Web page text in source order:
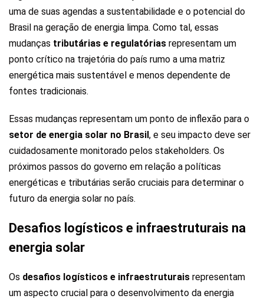
uma de suas agendas a sustentabilidade e o potencial do
Brasil na geração de energia limpa. Como tal, essas
mudanças tributárias e regulatórias representam um
ponto crítico na trajetória do país rumo a uma matriz
energética mais sustentável e menos dependente de
fontes tradicionais.
Essas mudanças representam um ponto de inflexão para o
setor de energia solar no Brasil, e seu impacto deve ser
cuidadosamente monitorado pelos stakeholders. Os
próximos passos do governo em relação a políticas
energéticas e tributárias serão cruciais para determinar o
futuro da energia solar no país.
Desafios logísticos e infraestruturais na
energia solar
Os desafios logísticos e infraestruturais representam
um aspecto crucial para o desenvolvimento da energia